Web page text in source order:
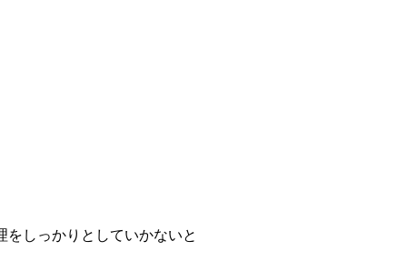
しっかりとしていかないと